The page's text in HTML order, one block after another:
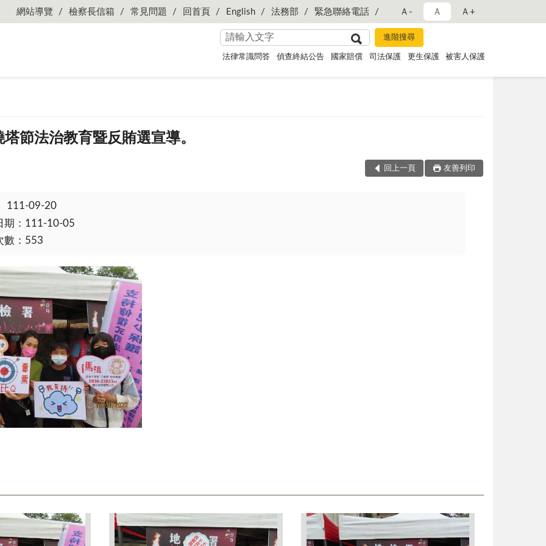
網站導覽 檢察長信箱 常見問題 回首頁 English 法務部 緊急聯絡電話 Ａ- Ａ Ａ+
法律常識問答 偵查終結公告 國家賠償 司法保護 更生保護 被害人保護
節法治教育暨反賄選宣導。
回上一頁 友善列印
111-09-20
期：111-10-05
數：553